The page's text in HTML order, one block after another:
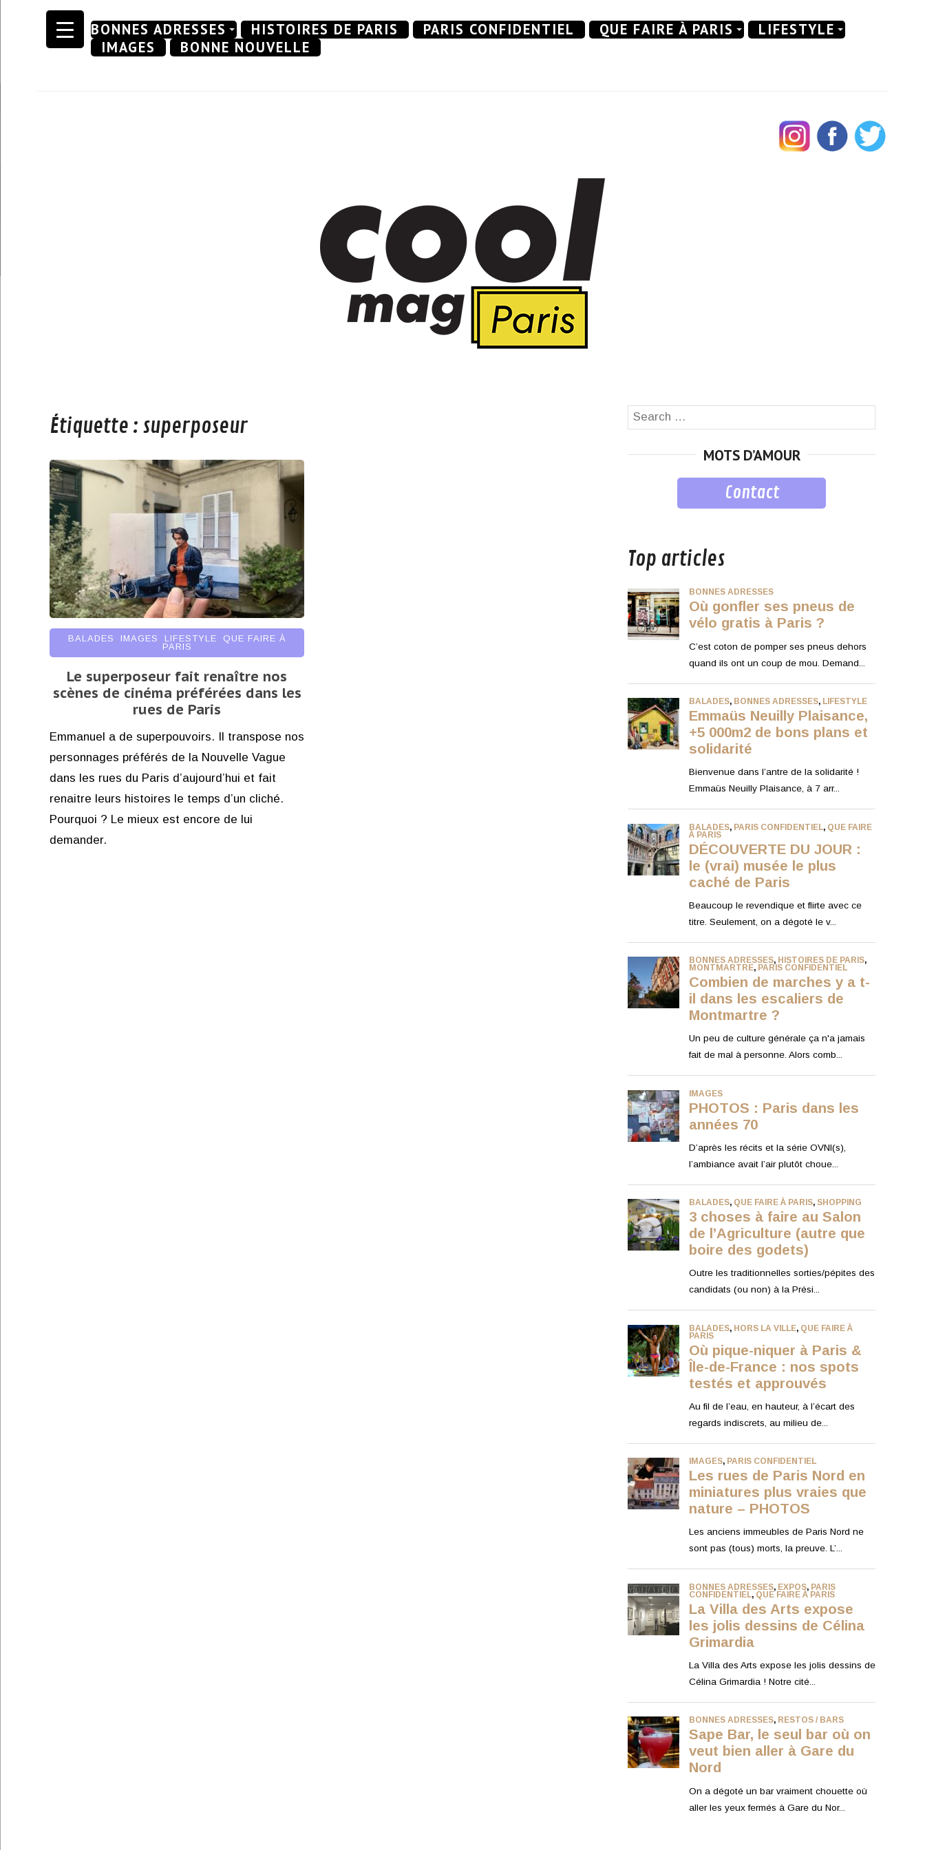
Skip
BONNES ADRESSES HISTOIRES DE PARIS PARIS CONFIDENTIEL QUE FAIRE À PARIS
LIFESTYLE
IMAGES
BONNE NOUVELLE
Étiquette : superposeur
BALADES IMAGES LIFESTYLE
QUE FAIRE À
PARIS
Le superposeur fait renaître nos
scènes de cinéma préférées dans les
rues de Paris
Emmanuel a de superpouvoirs. Il transpose nos
personnages préférés de la Nouvelle Vague
dans les rues du Paris d’aujourd’hui et fait
renaitre leurs histoires le temps d’un cliché.
Pourquoi ? Le mieux est encore de lui
demander.
Search
MOTS D’AMOUR
Contact
Top articles